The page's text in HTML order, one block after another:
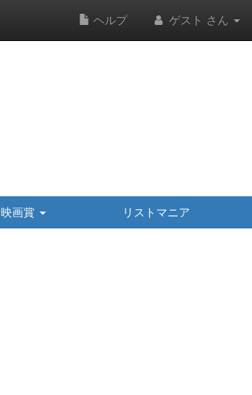
ヘルプ ゲスト さん
映画賞 リストマニア